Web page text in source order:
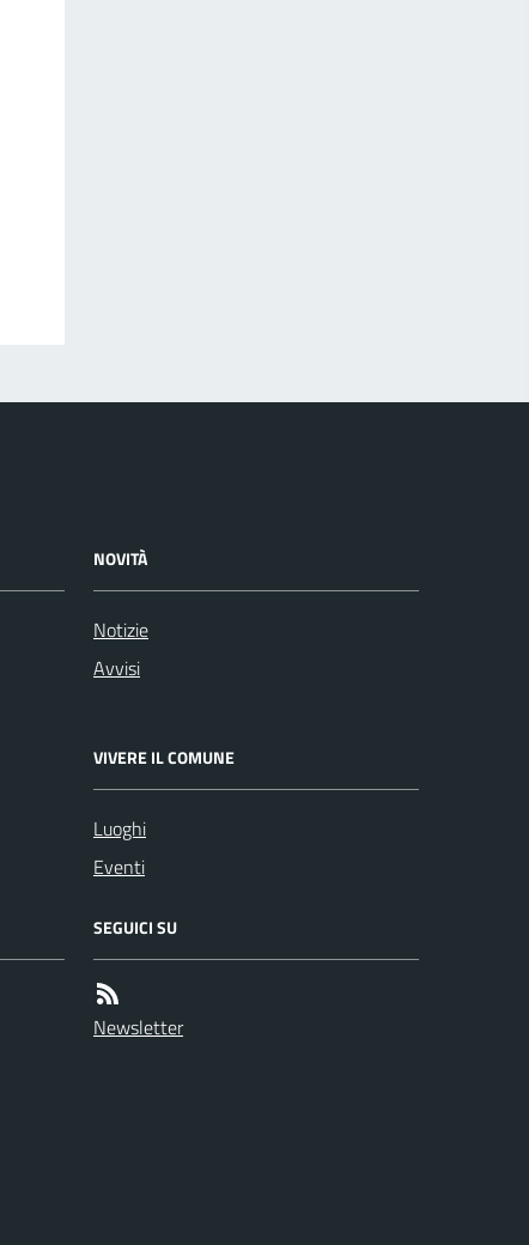
NOVITÀ
Notizie
Avvisi
VIVERE IL COMUNE
Luoghi
Eventi
SEGUICI SU
Newsletter